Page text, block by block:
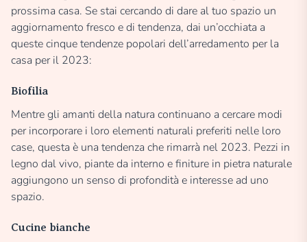
prossima casa. Se stai cercando di dare al tuo spazio un
aggiornamento fresco e di tendenza, dai un’occhiata a
queste cinque tendenze popolari dell’arredamento per la
casa per il 2023:
Biofilia
Mentre gli amanti della natura continuano a cercare modi
per incorporare i loro elementi naturali preferiti nelle loro
case, questa è una tendenza che rimarrà nel 2023. Pezzi in
legno dal vivo, piante da interno e finiture in pietra naturale
aggiungono un senso di profondità e interesse ad uno
spazio.
Cucine bianche